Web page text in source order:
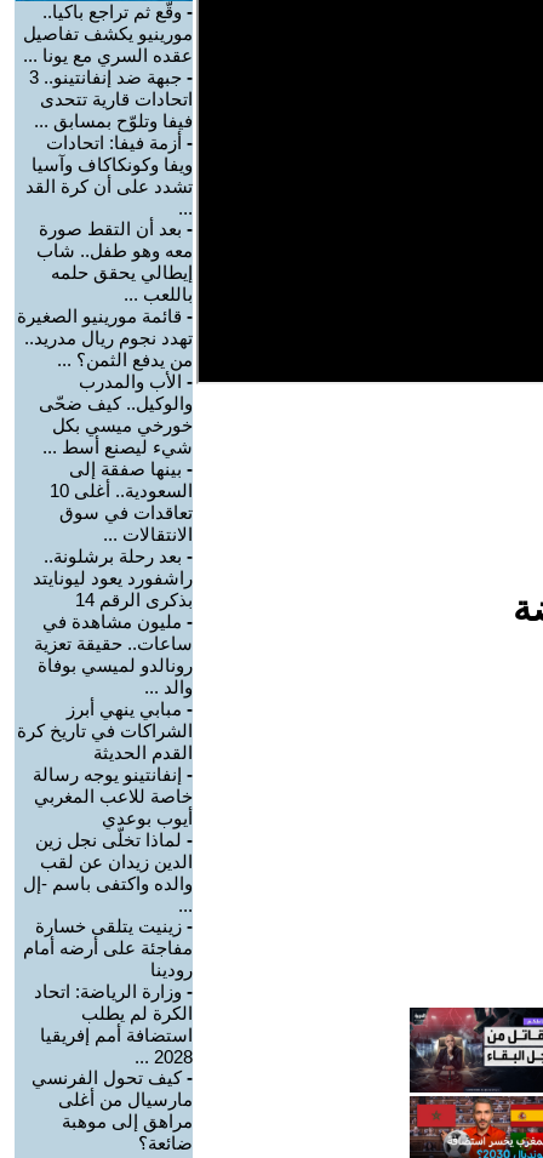
- وقّع ثم تراجع باكيا..
مورينيو يكشف تفاصيل
عقده السري مع يونا ...
-
جبهة ضد إنفانتينو.. 3
اتحادات قارية تتحدى
فيفا وتلوّح بمسابق ...
- أزمة فيفا: اتحادات
ويفا وكونكاكاف وآسيا
تشدد على أن كرة القد
...
- بعد أن التقط صورة
معه وهو طفل.. شاب
إيطالي يحقق حلمه
باللعب ...
- قائمة مورينيو الصغيرة
تهدد نجوم ريال مدريد..
من يدفع الثمن؟ ...
- الأب والمدرب
والوكيل.. كيف ضحّى
خورخي ميسي بكل
شيء ليصنع أسط ...
- بينها صفقة إلى
السعودية.. أغلى 10
تعاقدات في سوق
الانتقالات ...
- بعد رحلة برشلونة..
راشفورد يعود ليونايتد
بذكرى الرقم 14
- مليون مشاهدة في
ساعات.. حقيقة تعزية
رونالدو لميسي بوفاة
والد ...
- مبابي ينهي أبرز
الشراكات في تاريخ كرة
القدم الحديثة
- إنفانتينو يوجه رسالة
خاصة للاعب المغربي
أيوب بوعدي
- لماذا تخلّى نجل زين
الدين زيدان عن لقب
والده واكتفى باسم -إل
...
- زينيت يتلقى خسارة
مفاجئة على أرضه أمام
رودينا
- وزارة الرياضة: اتحاد
الكرة لم يطلب
استضافة أمم إفريقيا
2028 ...
-كيف تحول الفرنسي
مارسيال من أغلى
مراهق إلى موهبة
ضائعة؟